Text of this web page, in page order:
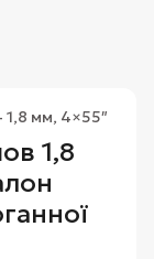
1,8 мм, 4×55″
1,8